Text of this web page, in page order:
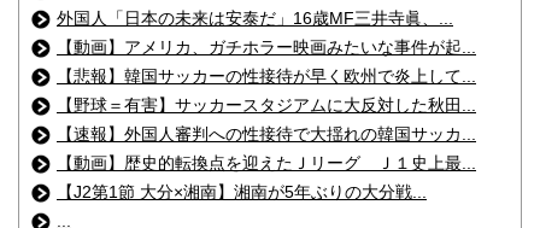
外国人「日本の未来は安泰だ」16歳MF三井寺眞、...
【動画】アメリカ、ガチホラー映画みたいな事件が起...
【悲報】韓国サッカーの性接待が早く欧州で炎上して...
【野球＝有害】サッカースタジアムに大反対した秋田...
【速報】外国人審判への性接待で大揺れの韓国サッカ...
【動画】歴史的転換点を迎えたＪリーグ Ｊ１史上最...
【J2第1節 大分×湘南】湘南が5年ぶりの大分戦...